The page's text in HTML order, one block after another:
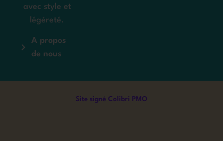
avec style et
légèreté.
A propos
de nous
Site signé Colibri PMO